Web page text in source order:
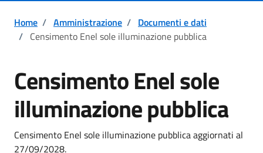
Home / Amministrazione / Documenti e dati
/ Censimento Enel sole illuminazione pubblica
Censimento Enel sole
illuminazione pubblica
Censimento Enel sole illuminazione pubblica aggiornati al
27/09/2028.